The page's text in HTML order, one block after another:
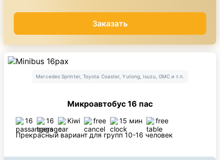
Заказать
Mercedes Sprinter, Toyota Coaster, Yutong, Isuzu, GMC и т.п.
Микроавтобус 16 пас
16 16 Kiwi free 15 мин
free
Прекрасный вариант для групп 10-16 человек